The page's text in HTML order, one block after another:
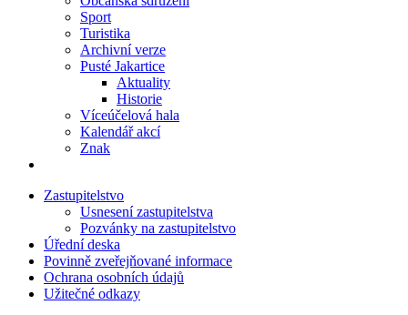
Sport
Turistika
Archivní verze
Pusté Jakartice
Aktuality
Historie
Víceúčelová hala
Kalendář akcí
Znak
Zastupitelstvo
Usnesení zastupitelstva
Pozvánky na zastupitelstvo
Úřední deska
Povinně zveřejňované informace
Ochrana osobních údajů
Užitečné odkazy